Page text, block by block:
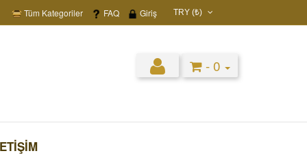
TRY (₺)
TRY (₺)
Tüm Kategoriler FAQ Giriş
- 0